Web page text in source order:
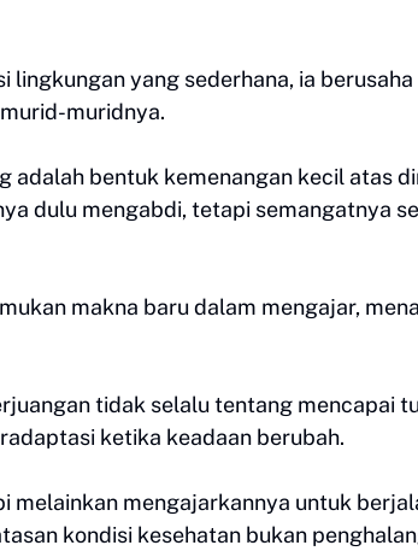
yang sederhana, ia
muridnya.
adalah bentuk kemenangan kecil atas
dulu mengabdi, tetapi semangatnya
makna baru dalam mengajar,
tidak selalu tentang mencapai
ketika keadaan berubah.
mengajarkannya untuk
kondisi kesehatan bukan